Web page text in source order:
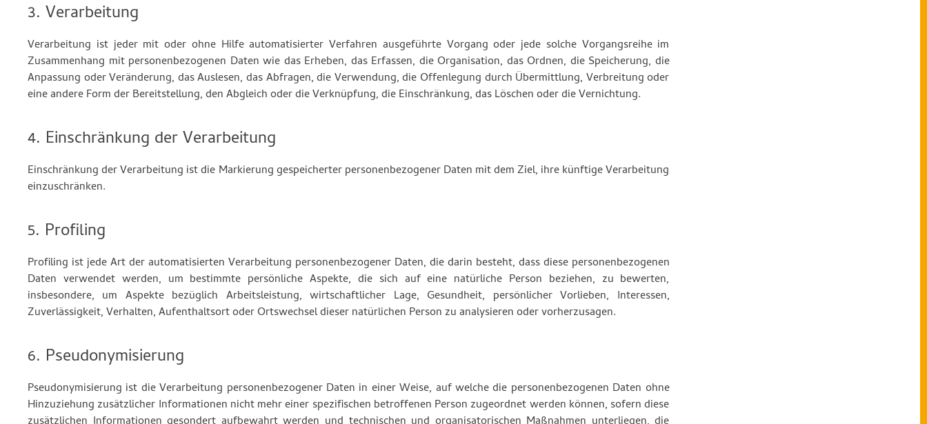
3. Verarbeitung
Verarbeitung ist jeder mit oder ohne Hilfe automatisierter Verfahren ausgeführte Vorgang oder jede solche Vorgangsreihe im
Zusammenhang mit personenbezogenen Daten wie das Erheben, das Erfassen, die Organisation, das Ordnen, die Speicherung, die
Anpassung oder Veränderung, das Auslesen, das Abfragen, die Verwendung, die Offenlegung durch Übermittlung, Verbreitung oder
eine andere Form der Bereitstellung, den Abgleich oder die Verknüpfung, die Einschränkung, das Löschen oder die Vernichtung.
4. Einschränkung der Verarbeitung
Einschränkung der Verarbeitung ist die Markierung gespeicherter personenbezogener Daten mit dem Ziel, ihre künftige Verarbeitung
einzuschränken.
5. Profiling
Profiling ist jede Art der automatisierten Verarbeitung personenbezogener Daten, die darin besteht, dass diese personenbezogenen
Daten verwendet werden, um bestimmte persönliche Aspekte, die sich auf eine natürliche Person beziehen, zu bewerten,
insbesondere, um Aspekte bezüglich Arbeitsleistung, wirtschaftlicher Lage, Gesundheit, persönlicher Vorlieben, Interessen,
Zuverlässigkeit, Verhalten, Aufenthaltsort oder Ortswechsel dieser natürlichen Person zu analysieren oder vorherzusagen.
6. Pseudonymisierung
Pseudonymisierung ist die Verarbeitung personenbezogener Daten in einer Weise, auf welche die personenbezogenen Daten ohne
Hinzuziehung zusätzlicher Informationen nicht mehr einer spezifischen betroffenen Person zugeordnet werden können, sofern diese